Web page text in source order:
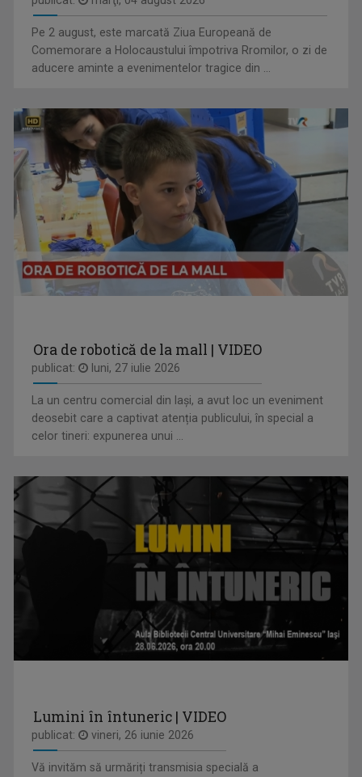
PLAY
Emisiune bilunară în care muzica vorbeşte
INVITAȚIE LA SPECTACOL
Spectacole de teatru, operă, balet, muzică ...
ÎNTÂLNIRI ADMIRABILE
Talk-show moderat de scriitorul și profesorul ...
SATUL MEU
Un răgaz în care se vorbeşte despre magia ...
ANCA MEDELEANU
La TVR Iaşi, Anca realizează emisiunea "PLAY". ...
SERGIU CIOCOIU
Emisiunile care îi poartă amprenta se numesc ...
ANDREEA ŞTILIUC
Primul interviu l-a luat când avea doar 11 ani ...
Pe 2 august, este marcată Ziua Europeană de
Comemorare a Holocaustului împotriva Rromilor, o zi de
aducere aminte a evenimentelor tragice din ...
Ora de robotică de la mall | VIDEO
publicat: luni, 27 iulie 2026
La un centru comercial din Iași, a avut loc un eveniment
deosebit care a captivat atenția publicului, în special a
celor tineri: expunerea unui ...
Lumini în întuneric | VIDEO
publicat: vineri, 26 iunie 2026
Vă invităm să urmăriți transmisia specială a